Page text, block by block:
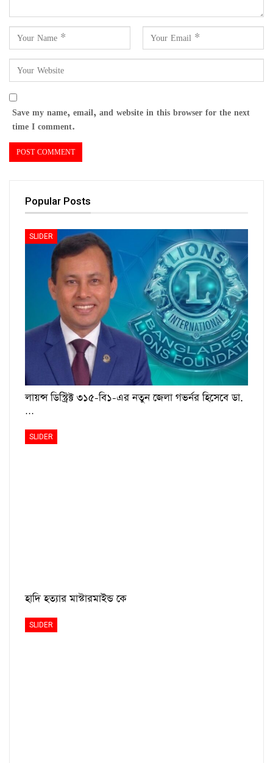
Save my name, email, and website in this browser for the next
time I comment.
Popular Posts
SLIDER
লায়ন্স ডিস্ট্রিক্ট ৩১৫-বি১-এর নতুন জেলা গভর্নর হিসেবে ডা.
…
SLIDER
হাদি হত্যার মাস্টারমাইন্ড কে
SLIDER